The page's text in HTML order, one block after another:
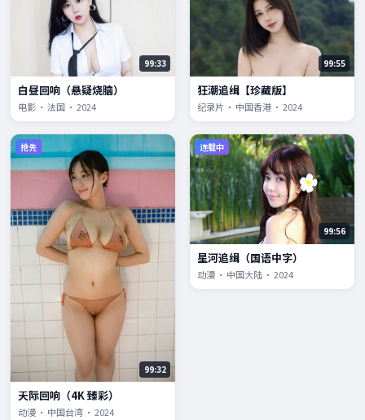
99:33
白昼回响（悬疑烧脑）
电影 · 法国 · 2024
99:55
狂潮追缉【珍藏版】
纪录片 · 中国香港 · 2024
抢先
99:32
天际回响（4K 臻彩）
动漫 · 中国台湾 · 2024
连载中
99:56
星河追缉（国语中字）
动漫 · 中国大陆 · 2024